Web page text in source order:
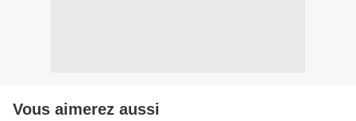
Vous aimerez aussi